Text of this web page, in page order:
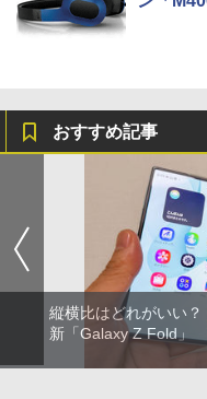
おすすめ記事
縦横比はどれがいい
新「Galaxy Z Fold」